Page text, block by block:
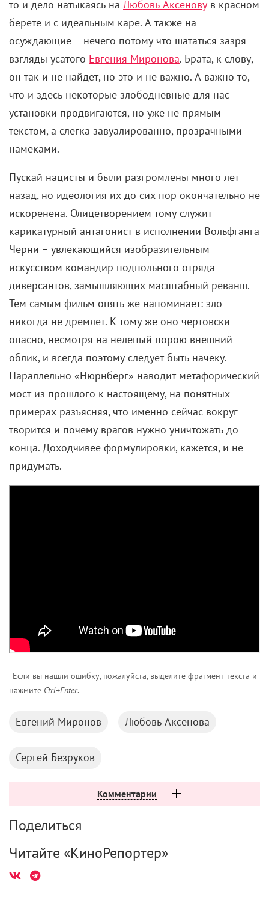
то и дело натыкаясь на Любовь Аксенову в красном
берете и с идеальным каре. А также на
осуждающие – нечего потому что шататься зазря –
взгляды усатого Евгения Миронова. Брата, к слову,
он так и не найдет, но это и не важно. А важно то,
что и здесь некоторые злободневные для нас
установки продвигаются, но уже не прямым
текстом, а слегка завуалированно, прозрачными
намеками.
Пускай нацисты и были разгромлены много лет
назад, но идеология их до сих пор окончательно не
искоренена. Олицетворением тому служит
карикатурный антагонист в исполнении Вольфганга
Черни – увлекающийся изобразительным
искусством командир подпольного отряда
диверсантов, замышляющих масштабный реванш.
Тем самым фильм опять же напоминает: зло
никогда не дремлет. К тому же оно чертовски
опасно, несмотря на нелепый порою внешний
облик, и всегда поэтому следует быть начеку.
Параллельно «Нюрнберг» наводит метафорический
мост из прошлого к настоящему, на понятных
примерах разъясняя, что именно сейчас вокруг
творится и почему врагов нужно уничтожать до
конца. Доходчивее формулировки, кажется, и не
придумать.
Если вы нашли ошибку, пожалуйста, выделите фрагмент текста и
нажмите Ctrl+Enter.
Евгений Миронов Любовь Аксенова
Сергей Безруков
Комментарии
Поделиться
Читайте «КиноРепортер»